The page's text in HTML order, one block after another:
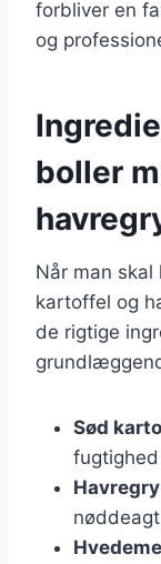
forbliver en
og
boller
Når man
kartoffel og
de rigtige
Sød